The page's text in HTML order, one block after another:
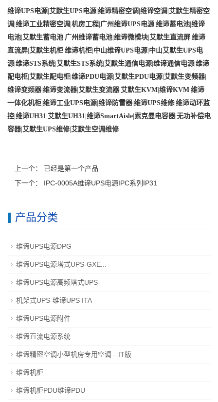
维谛UPS电源|艾默生UPS电源|维谛精密空调 |维谛空调 |艾默生精密空
调 |维谛工业精密空调 |机房工程|广州维谛UPS电源|维谛蓄电池|维谛
电池|艾默生蓄电池|广州维谛蓄电池|维谛微模块|艾默生直流屏|维谛
直流屏|艾默生机柜|维谛机柜|中山维谛UPS电源|中山艾默生UPS电
源|维谛STS系统|艾默生STS系统|艾默生通信电源|维谛通信电源|维谛
配电柜|艾默生配电柜|维谛PDU电源|艾默生PDU电源|艾默生变频器|
维谛变频器|维谛变流器|艾默生变流器|艾默生KVM|维谛KVM|维谛
一体化机柜|维谛工业UPS电源|维谛防雷器|维谛UPS维修|维谛动环监
控|维谛UH31 |艾默生UH31 |维谛SmartAisle|索克曼电容器|无功补偿电
容器|艾默生UPS维修|艾默生空调维修
上一个： 已经是第一个产品
下一个： IPC-0005A维谛UPS电源IPC系列IP31
产品分类
维谛UPS电源DPG
维谛UPS电源塔式UPS-GXE...
维谛UPS电源高频塔式UPS
机架式UPS-维谛UPS ITA
维谛UPS电源附件
维谛直流电源系统
维谛精密空调小型机房专用空调—IT版
维谛机柜
维谛机柜PDU维谛PDU